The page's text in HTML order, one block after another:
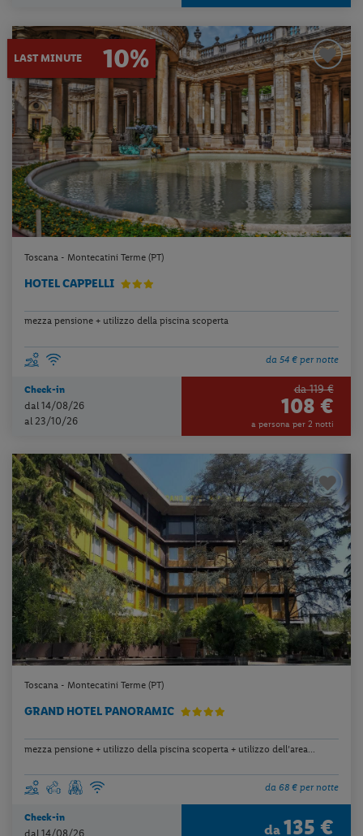
LAST MINUTE 10%
Toscana - Montecatini Terme (PT)
HOTEL CAPPELLI
mezza pensione + utilizzo della piscina scoperta
da 54 € per notte
Check-in
dal 14/08/26
al 23/10/26
da 119 €
108 €
a persona per 2 notti
Toscana - Montecatini Terme (PT)
GRAND HOTEL PANORAMIC
mezza pensione + utilizzo della piscina scoperta + utilizzo dell’area...
da 68 € per notte
Check-in
dal 14/08/26 da 135 €